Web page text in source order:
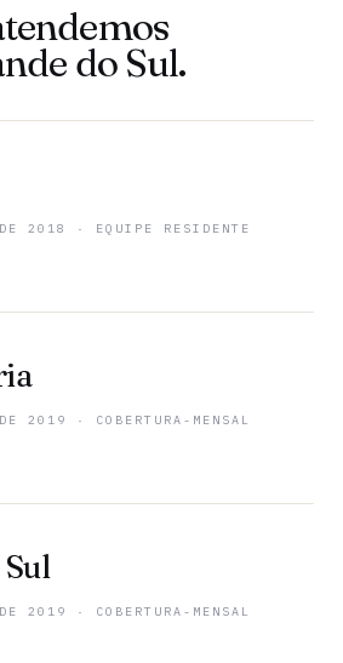
do Sul.
2018 · EQUIPE RESIDENTE
2019 · COBERTURA-MENSAL
2019 · COBERTURA-MENSAL